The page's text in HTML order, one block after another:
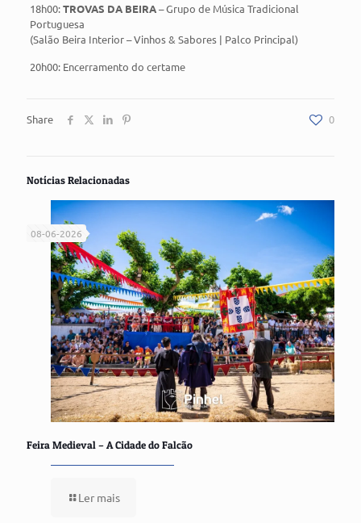
18h00:TROVAS DA BEIRA– Grupo de Música Tradicional
Portuguesa
(Salão Beira Interior – Vinhos & Sabores | Palco Principal)
20h00: Encerramento do certame
Share 0
Notícias Relacionadas
08-06-2026
Feira Medieval – A Cidade do Falcão
Ler mais